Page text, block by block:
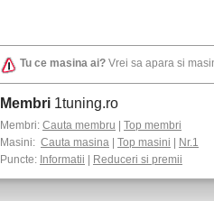
Tu ce masina ai? Vrei sa apara si
Membri 1tuning.ro
Membri: Cauta membru
Top membri
Masini: Cauta masina Top masini
Nr.1
Puncte: Informatii Reduceri si premii